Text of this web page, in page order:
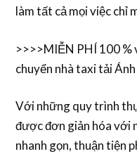
làm tất cả mọi việc chỉ
>>>>MIỄN PHÍ 100 %
chuyển nhà taxi tải
Với những quy trình
được đơn giản hóa với
nhanh gọn, thuận tiện